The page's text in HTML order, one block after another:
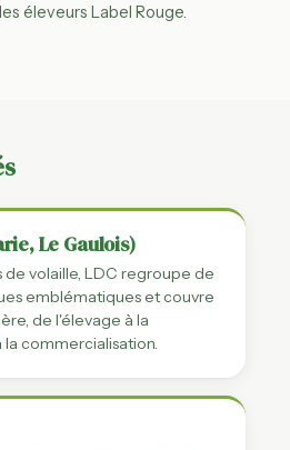
éleveurs Label Rouge.
Le Gaulois)
de volaille, LDC regroupe de
emblématiques et couvre
de l'élevage à la
commercialisation.